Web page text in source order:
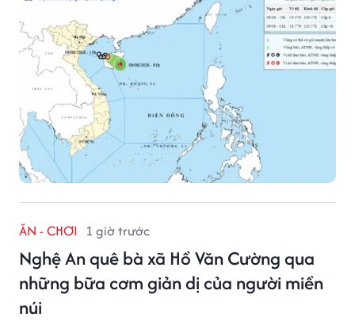
ĂN - CHƠI 1 giờ trước
Nghệ An quê bà xã Hồ Văn Cường qua
những bữa cơm giản dị của người miền
núi